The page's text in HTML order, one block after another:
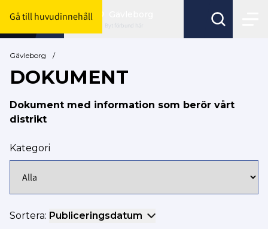
Gå till huvudinnehåll
Byt förbund här
Gävleborg /
DOKUMENT
Dokument med information som berör vårt
distrikt
Kategori
Sortera: Publiceringsdatum